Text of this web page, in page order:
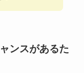
ンスがあるた